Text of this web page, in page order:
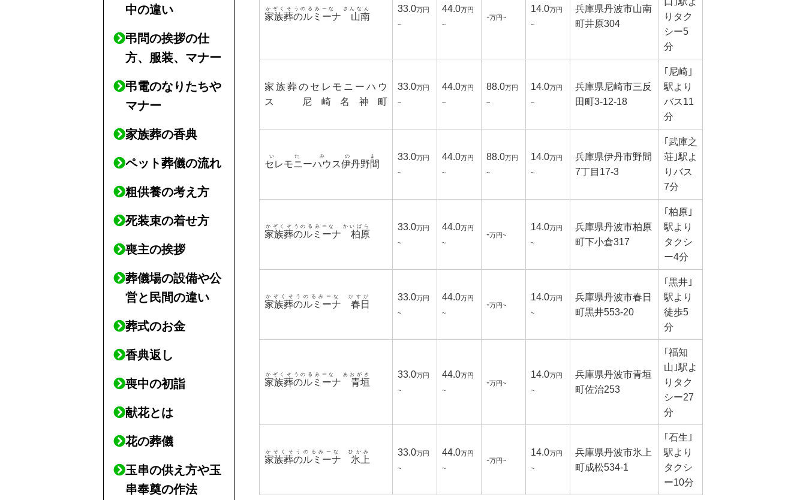
家族葬のルミーナ 山南
かぞくそうのるみーな さんなん 33.0万円
~
44.0万円
~
-万円~
14.0万円
~
兵庫県丹波市山南
町井原304
りタク
シー5
分
家族葬のセレモニーハウ
ス 尼崎名神町
33.0万円
~
44.0万円
~
88.0万円
~
14.0万円
~
兵庫県尼崎市三反
田町3-12-18
｢尼崎｣
駅より
バス11
分
セレモニーハウス伊丹野間
いたみのま 33.0万円
~
44.0万円
~
88.0万円
~
14.0万円
~
兵庫県伊丹市野間
7丁目17-3
｢武庫之
荘｣駅よ
りバス
7分
家族葬のルミーナ 柏原
かぞくそうのるみーな かいばら 33.0万円
~
44.0万円
~
-万円~
14.0万円
~
兵庫県丹波市柏原
町下小倉317
｢柏原｣
駅より
タクシ
ー4分
家族葬のルミーナ 春日
かぞくそうのるみーな かすが 33.0万円
~
44.0万円
~
-万円~
14.0万円
~
兵庫県丹波市春日
町黒井553-20
｢黒井｣
駅より
徒歩5
分
家族葬のルミーナ 青垣
かぞくそうのるみーな あおがき 33.0万円
~
44.0万円
~
-万円~
14.0万円
~
兵庫県丹波市青垣
町佐治253
｢福知
山｣駅よ
りタク
シー27
分
家族葬のルミーナ 氷上
かぞくそうのるみーな ひかみ 33.0万円
~
44.0万円
~
-万円~
14.0万円
~
兵庫県丹波市氷上
町成松534-1
｢石生｣
駅より
タクシ
ー10分
中の違い
弔問の挨拶の仕
方、服装、マナー
弔電のなりたちや
マナー
家族葬の香典
ペット葬儀の流れ
粗供養の考え方
死装束の着せ方
喪主の挨拶
葬儀場の設備や公
営と民間の違い
葬式のお金
香典返し
喪中の初詣
献花とは
花の葬儀
玉串の供え方や玉
串奉奠の作法